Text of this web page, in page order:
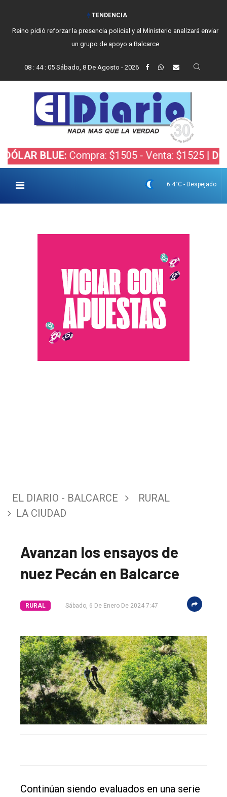
TENDENCIA
Reino pidió reforzar la presencia policial y el Ministerio analizará enviar
un grupo de apoyo a Balcarce
08 : 44: 06 Sábado, 8 De Agosto - 2026
BLUE:Compra: $1505 - Venta: $1525 | DÓLAR
6.4°C - Despejado
único
Balcarce
Inicio
Tendencia
Int.
General
Entrevistas
EL DIARIO - BALCARCE
RURAL
LA CIUDAD
Avanzan los ensayos de
nuez Pecán en Balcarce
RURAL Sábado, 6 De Enero De 2024 7:47
Continúan siendo evaluados en una serie